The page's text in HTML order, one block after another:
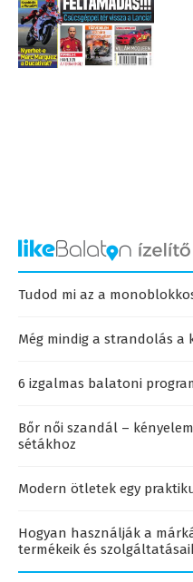
Tudod mi az a
Még mindig a strandolás a
6 izgalmas balatoni
Bőr női szandál –
sétákhoz
Modern ötletek egy
Hogyan használják a
termékeik és